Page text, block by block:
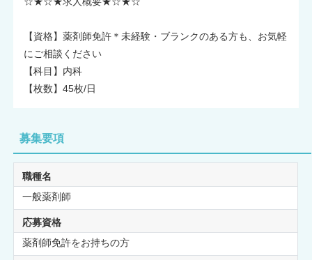
【資格】薬剤師免許＊未経験・ブランクのある方も、お気軽
にご相談ください
【科目】内科
【枚数】45枚/日
募集要項
職種名
一般薬剤師
応募資格
薬剤師免許をお持ちの方